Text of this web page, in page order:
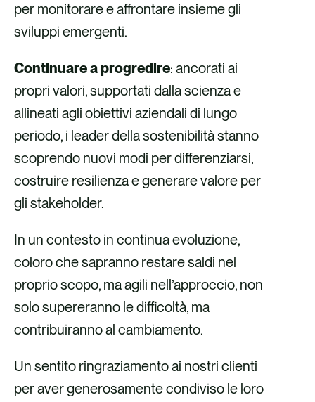
per monitorare e affrontare insieme gli
sviluppi emergenti.
Continuare a progredire: ancorati ai
propri valori, supportati dalla scienza e
allineati agli obiettivi aziendali di lungo
periodo, i leader della sostenibilità stanno
scoprendo nuovi modi per differenziarsi,
costruire resilienza e generare valore per
gli stakeholder.
In un contesto in continua evoluzione,
coloro che sapranno restare saldi nel
proprio scopo, ma agili nell’approccio, non
solo supereranno le difficoltà, ma
contribuiranno al cambiamento.
Un sentito ringraziamento ai nostri clienti
per aver generosamente condiviso le loro